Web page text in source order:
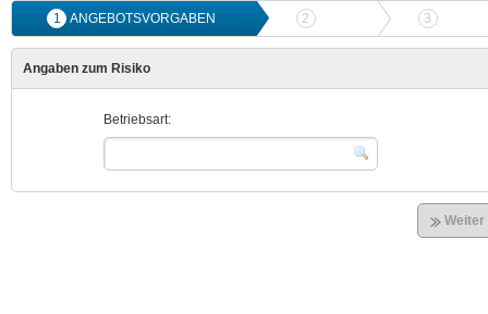
1 ANGEBOTSVORGABEN 2 ANGEBOTSVERGLEICH
3
Angaben zum Risiko
Betriebsart:
Weiter